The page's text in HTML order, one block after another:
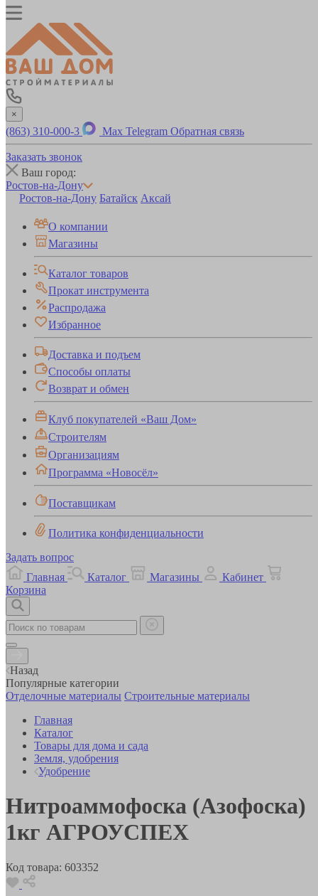
×
(863) 310-000-3 Max Telegram Обратная связь
Заказать звонок
Ваш город:
Ростов-на-Дону
Ростов-на-Дону Батайск Аксай
О компании
Магазины
Каталог товаров
Прокат инструмента
Распродажа
Избранное
Доставка и подъем
Способы оплаты
Возврат и обмен
Клуб покупателей «Ваш Дом»
Строителям
Организациям
Программа «Новосёл»
Поставщикам
Политика конфиденциальности
Задать вопрос
Главная
Каталог Магазины
Кабинет
Корзина
Назад
Популярные категории
Отделочные материалы Строительные материалы
Главная
Каталог
Товары для дома и сада
Земля, удобрения
Удобрение
Нитроаммофоска (Азофоска)
1кг АГРОУСПЕХ
Код товара: 603352